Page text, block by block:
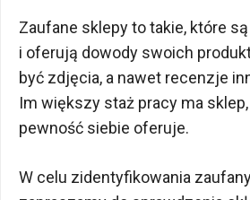
Zaufane sklepy to takie, które
i oferują dowody swoich
być zdjęcia, a nawet recenzje
Im większy staż pracy ma
pewność siebie oferuje.
W celu zidentyfikowania